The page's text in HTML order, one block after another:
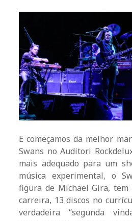
E começamos da melhor
Swans no Auditori
mais adequado para um
música experimental, o
figura de Michael Gira, tem
carreira, 13 discos no
verdadeira “segunda